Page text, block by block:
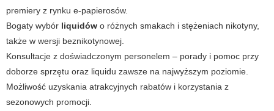
premiery z rynku e-papierosów.
Bogaty wybór liquidów o różnych smakach i stężeniach nikotyny,
także w wersji beznikotynowej.
Konsultacje z doświadczonym personelem – porady i pomoc przy
doborze sprzętu oraz liquidu zawsze na najwyższym poziomie.
Możliwość uzyskania atrakcyjnych rabatów i korzystania z
sezonowych promocji